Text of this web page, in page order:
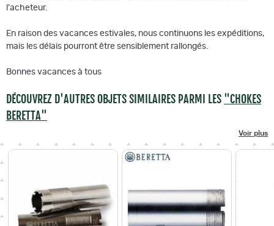
l'acheteur.
En raison des vacances estivales, nous continuons les expéditions,
mais les délais pourront être sensiblement rallongés.
Bonnes vacances à tous
DÉCOUVREZ D'AUTRES OBJETS SIMILAIRES PARMI LES "CHOKES
BERETTA"
Voir plus